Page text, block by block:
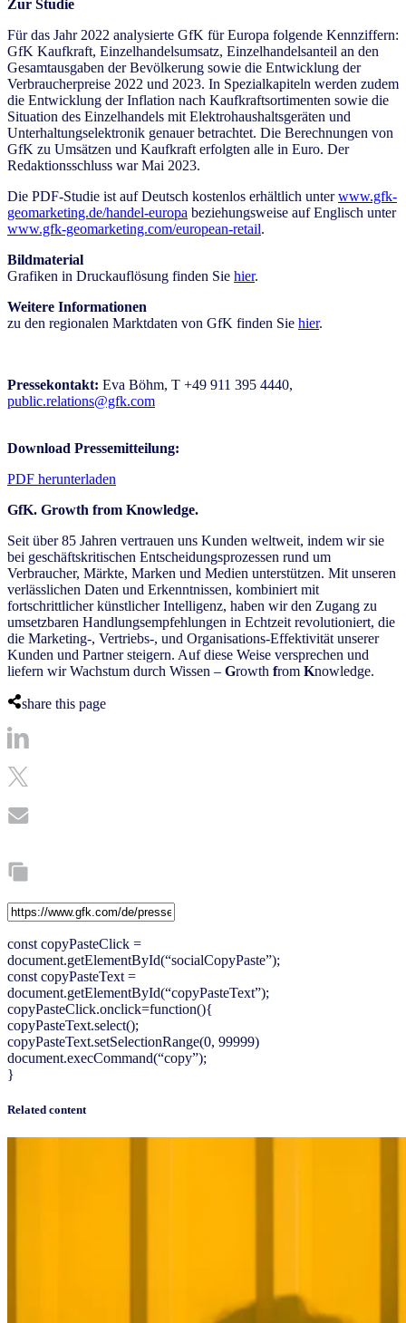
Zur Studie
Für das Jahr 2022 analysierte GfK für Europa folgende Kennziffern:
GfK Kaufkraft, Einzelhandelsumsatz, Einzelhandelsanteil an den
Gesamtausgaben der Bevölkerung sowie die Entwicklung der
Verbraucherpreise 2022 und 2023. In Spezialkapiteln werden zudem
die Entwicklung der Inflation nach Kaufkraftsortimenten sowie die
Situation des Einzelhandels mit Elektrohaushaltsgeräten und
Unterhaltungselektronik genauer betrachtet. Die Berechnungen von
GfK zu Umsätzen und Kaufkraft erfolgten alle in Euro. Der
Redaktionsschluss war Mai 2023.
Die PDF-Studie ist auf Deutsch kostenlos erhältlich unterwww.gfk-
geomarketing.de/handel-europa beziehungsweise auf Englisch unter
www.gfk-geomarketing.com/european-retail.
Bildmaterial
Grafiken in Druckauflösung finden Sie hier.
Weitere Informationen
zu den regionalen Marktdaten von GfK finden Sie hier.
Pressekontakt: Eva Böhm, T +49 911 395 4440,
public.relations@gfk.com
Download Pressemitteilung:
PDF herunterladen
GfK. Growth from Knowledge.
Seit über 85 Jahren vertrauen uns Kunden weltweit, indem wir sie
bei geschäftskritischen Entscheidungsprozessen rund um
Verbraucher, Märkte, Marken und Medien unterstützen. Mit unseren
verlässlichen Daten und Erkenntnissen, kombiniert mit
fortschrittlicher künstlicher Intelligenz, haben wir den Zugang zu
umsetzbaren Handlungsempfehlungen in Echtzeit revolutioniert, die
die Marketing-, Vertriebs-, und Organisations-Effektivität unserer
Kunden und Partner steigern. Auf diese Weise versprechen und
liefern wir Wachstum durch Wissen – Growth from Knowledge.
share this page
const copyPasteClick =
document.getElementById(“socialCopyPaste”);
const copyPasteText =
document.getElementById(“copyPasteText”);
copyPasteClick.onclick=function(){
copyPasteText.select();
copyPasteText.setSelectionRange(0, 99999)
document.execCommand(“copy”);
}
Related content